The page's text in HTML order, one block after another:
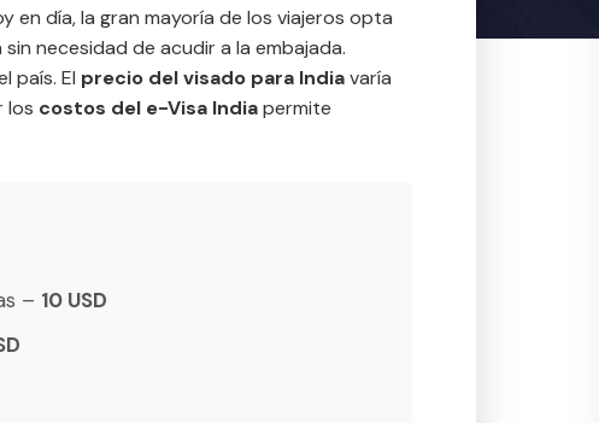
en día, la gran mayoría de los viajeros opta
necesidad de acudir a la embajada.
país. El precio del visado para Indiavaría
los costos del e-Visa Indiapermite
– 10 USD